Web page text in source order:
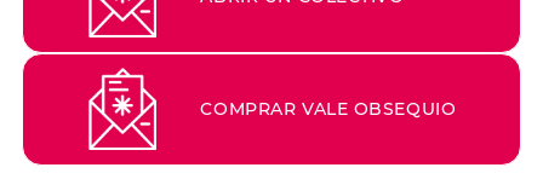
COMPRAR VALE OBSEQUIO